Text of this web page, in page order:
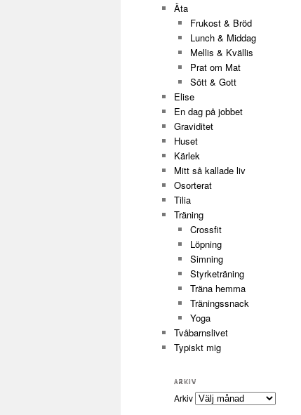
Äta
Frukost & Bröd
Lunch & Middag
Mellis & Kvällis
Prat om Mat
Sött & Gott
Elise
En dag på jobbet
Graviditet
Huset
Kärlek
Mitt så kallade liv
Osorterat
Tilia
Träning
Crossfit
Löpning
Simning
Styrketräning
Träna hemma
Träningssnack
Yoga
Tvåbarnslivet
Typiskt mig
ARKIV
Arkiv